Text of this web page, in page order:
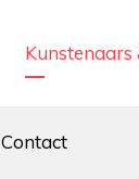
Kunstenaars
Contact